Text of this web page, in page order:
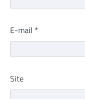
E-mail *
Site